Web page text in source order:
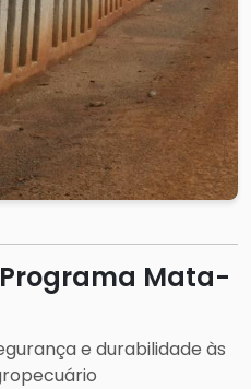
Mata-
e durabilidade às